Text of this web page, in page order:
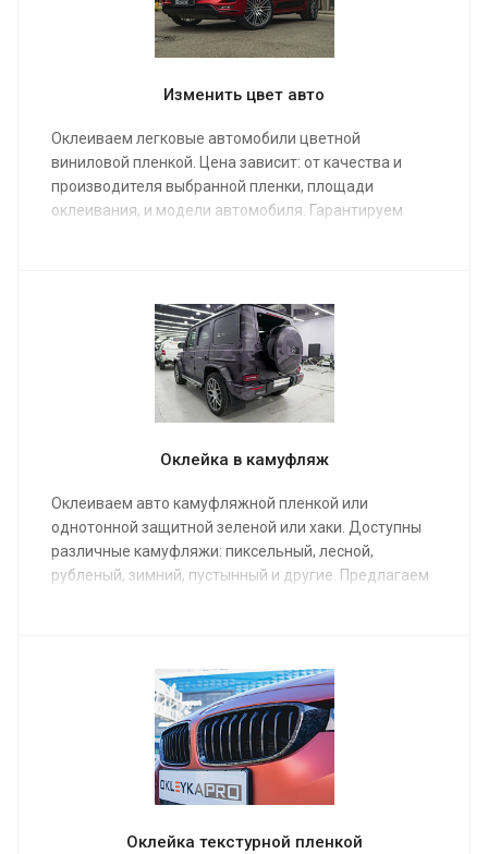
Изменить цвет авто
Оклеиваем легковые автомобили цветной
виниловой пленкой. Цена зависит: от качества и
производителя выбранной пленки, площади
оклеивания, и модели автомобиля. Гарантируем
Оклейка в камуфляж
Оклеиваем авто камуфляжной пленкой или
однотонной защитной зеленой или хаки. Доступны
различные камуфляжи: пиксельный, лесной,
рубленый, зимний, пустынный и другие. Предлагаем
Оклейка текстурной пленкой